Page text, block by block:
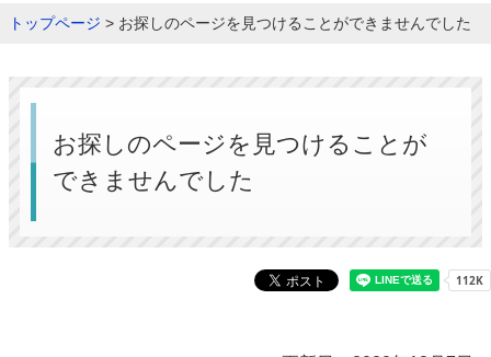
トップページ > お探しのページを見つけることができませんでした
お探しのページを見つけることが
できませんでした